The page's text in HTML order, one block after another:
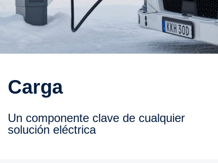
Carga
Un compo­nente clave de cualquier
solución eléctrica